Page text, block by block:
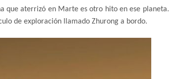
que aterrizó en Marte es otro hito en ese planeta.
de exploración llamado Zhurong a bordo.